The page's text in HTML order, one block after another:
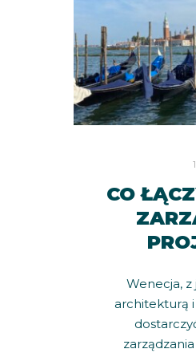
CO
Wenecja, z
architekturą